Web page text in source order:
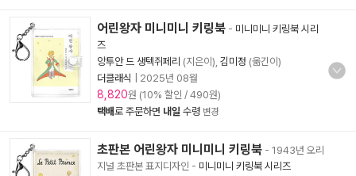
어린왕자 미니미니 키링북 - 미니미니 키링북 시리
즈
앙투안 드 생텍쥐페리 (지은이), 김미정 (옮긴이)
더클래식
2025년 08월
8,820원 (10% 할인 / 490원)
택배로 주문하면 내일 수령 변경
초판본 어린왕자 미니미니 키링북 - 1943년 오리
지널 초판본 표지디자인 - 미니미니 키링북 시리즈